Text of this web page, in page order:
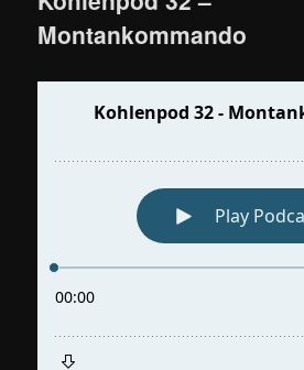
Montankommando